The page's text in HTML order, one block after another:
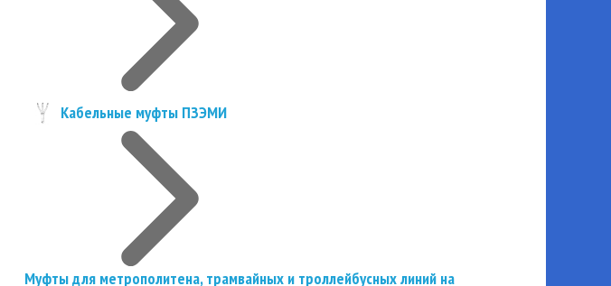
Кабельные муфты ПЗЭМИ
Муфты для метрополитена, трамвайных и троллейбусных линий на